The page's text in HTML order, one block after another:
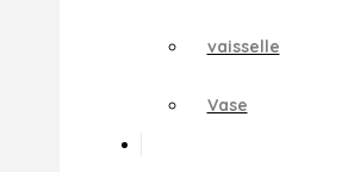
vaisselle
Vase